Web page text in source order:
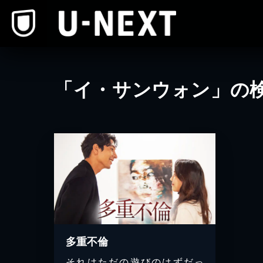
「イ・サンウォン」の
多重不倫